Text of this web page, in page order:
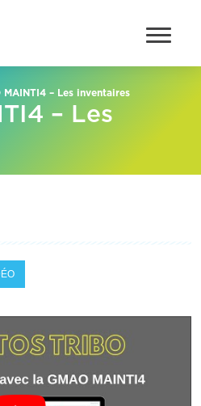
MAINTI4 – Les inventaires
– Les